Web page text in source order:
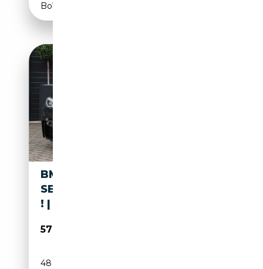
Boîte automatique
BMW 4-SERIE CABRIO M 4-
SERIE COMPETITION | EXPORT
! |
57 000€
48 364 km